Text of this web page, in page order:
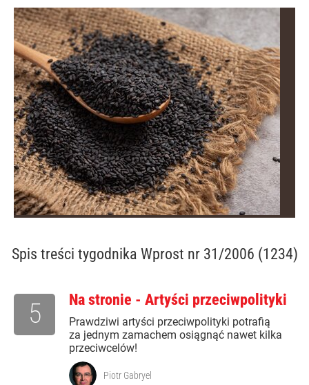
Spis treści tygodnika Wprost nr 31/2006 (1234)
Na stronie - Artyści przeciwpolityki
Prawdziwi artyści przeciwpolityki potrafią
za jednym zamachem osiągnąć nawet kilka
przeciwcelów!
5
Piotr Gabryel